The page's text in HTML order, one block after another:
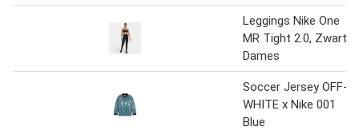
Leggings Nike One
MR Tight 2.0, Zwart,
Dames
Soccer Jersey OFF-
WHITE x Nike 001
Blue